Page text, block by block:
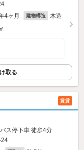
4ヶ月 建物構造 木造
取る
賃貸
ス停下車 徒歩4分
24